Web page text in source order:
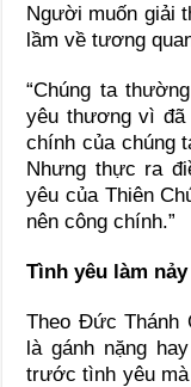
Người muốn giải
lầm về tương
“Chúng ta
yêu thương vì
chính của chúng
Nhưng thực ra
yêu của Thiên
nên công chính.”
Tình yêu làm
Theo Đức Thánh
là gánh nặng
trước tình yêu mà